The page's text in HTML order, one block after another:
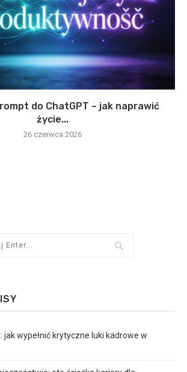
do ChatGPT – jak naprawić
życie...
26 czerwca 2026
jak wypełnić krytyczne luki kadrowe w